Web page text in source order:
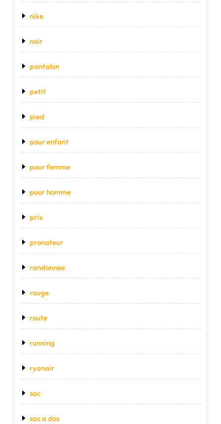
nike
noir
pantalon
petit
pied
pour enfant
pour femme
pour homme
prix
pronateur
randonnee
rouge
route
running
ryanair
sac
sac a dos